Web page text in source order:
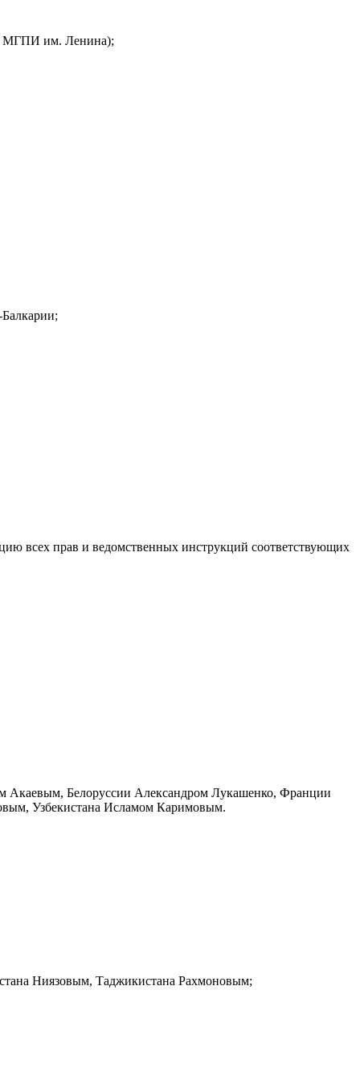
МГПИ им. Ленина);
всех прав и ведомственных инструкций соответствующих
Белоруссии Александром Лукашенко, Франции
Узбекистана Исламом Каримовым.
Ниязовым, Таджикистана Рахмоновым;